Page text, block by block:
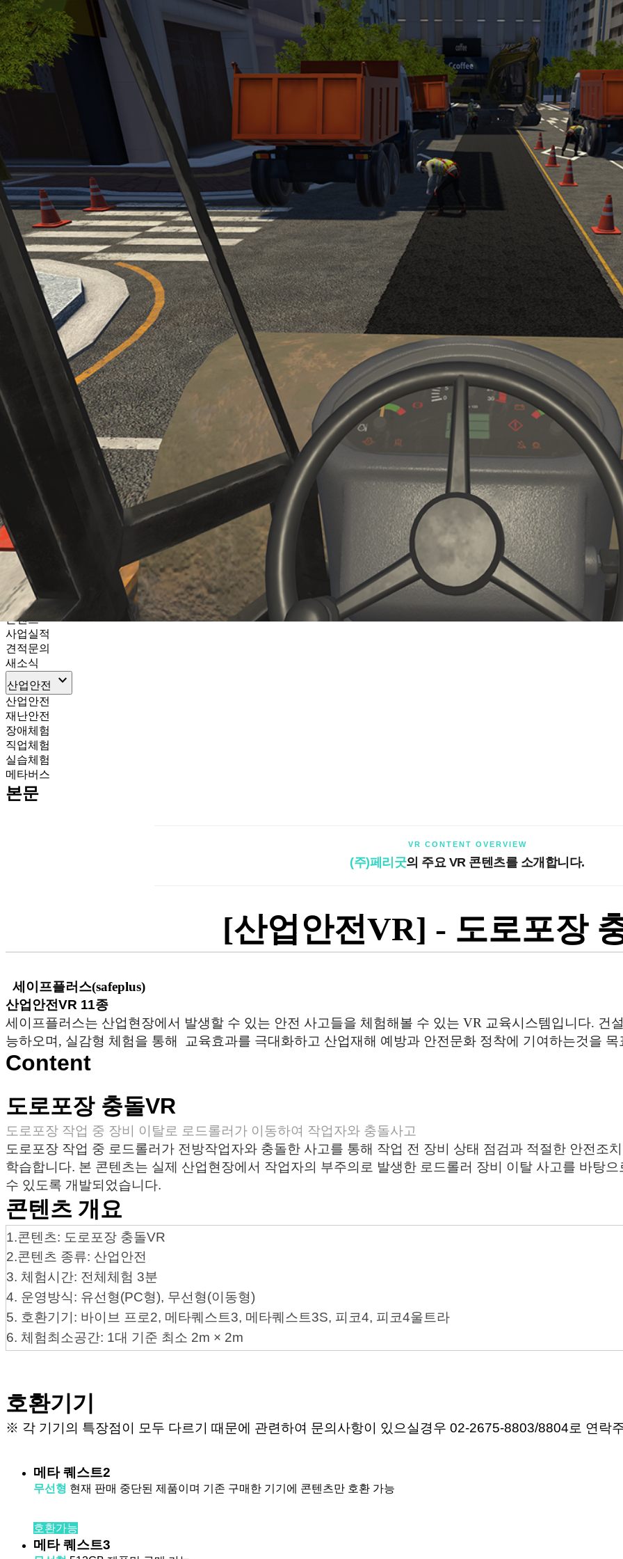
회사소개
기업소개
기업연혁
사업소개
콘텐츠
산업안전
재난안전
장애체험
직업체험
실습체험
메타버스
사업실적
포트폴리오
콘텐츠개발
콘텐츠납품
시스템임대
CONTACT
블로그
QUICK MENU
1:1 견적 문의
콘텐츠
다분야 VR 교육 콘텐츠
페리굿은 산업안전 콘텐츠를 비롯해 재난안전, 직무훈련, 장애체험 등
다양한 분야의 VR 교육 콘텐츠를 보유하고 있습니다.
교육 목적에 따라 선택·구성 가능한 콘텐츠로 현장 맞춤형 교육이 가능합니다.
home
콘텐츠
회사소개
사업소개
콘텐츠
사업실적
견적문의
새소식
산업안전
keyboard_arrow_down
산업안전
재난안전
장애체험
직업체험
실습체험
메타버스
본문
VR CONTENT OVERVIEW
(주)페리굿의 주요 VR 콘텐츠를 소개합니다.
[산업안전VR] - 도로포장
세이프플러스(safeplus)
산업안전VR 11종
세이프플러스는 산업현장에서 발생할 수 있는 안전 사고들을 체험해볼 수 있는 VR 교육시스템입니다. 건
능하오며, 실감형 체험을 통해 교육효과를 극대화하고 산업재해 예방과 안전문화 정착에 기여하는것을
Content
도로포장 충돌VR
도로포장 작업 중 장비 이탈로 로드롤러가 이동하여 작업자와 충돌사고
도로포장 작업 중 로드롤러가 전방작업자와 충돌한 사고를 통해 작업 전 장비 상태 점검과 적절한 안전조
학습합니다. 본 콘텐츠는 실제 산업현장에서 작업자의 부주의로 발생한 로드롤러 장비 이탈 사고를 바탕
수 있도록 개발되었습니다.
콘텐츠 개요
1.콘텐츠: 도로포장 충돌VR
2.콘텐츠 종류: 산업안전
3. 체험시간: 전체체험 3분
4. 운영방식: 유선형(PC형), 무선형(이동형)
5. 호환기기: 바이브 프로2, 메타퀘스트3, 메타퀘스트3S, 피코4, 피코4울트라
6. 체험최소공간: 1대 기준 최소 2m × 2m
호환기기
※ 각 기기의 특장점이 모두 다르기 때문에 관련하여 문의사항이 있으실경우 02-2675-8803/8804로 연락
메타 퀘스트2
무선형 현재 판매 중단된 제품이며 기존 구매한 기기에 콘텐츠만 호환 가능
호환가능
메타 퀘스트3